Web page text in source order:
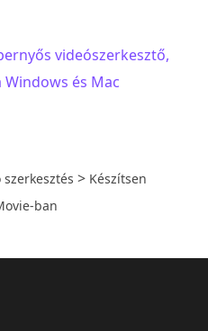
videószerkesztő,
és Mac
szerkesztés > Készítsen
ban